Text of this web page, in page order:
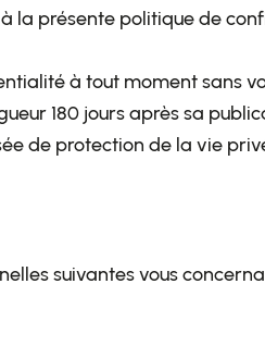
présente politique de
à tout moment sans
180 jours après sa
de protection de la vie
suivantes vous